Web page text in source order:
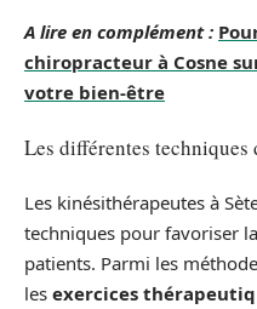
A lire en complément :
chiropracteur à Cosne
votre bien-être
Les différentes
Les kinésithérapeutes à
techniques pour favoriser la
patients. Parmi les
les exercices